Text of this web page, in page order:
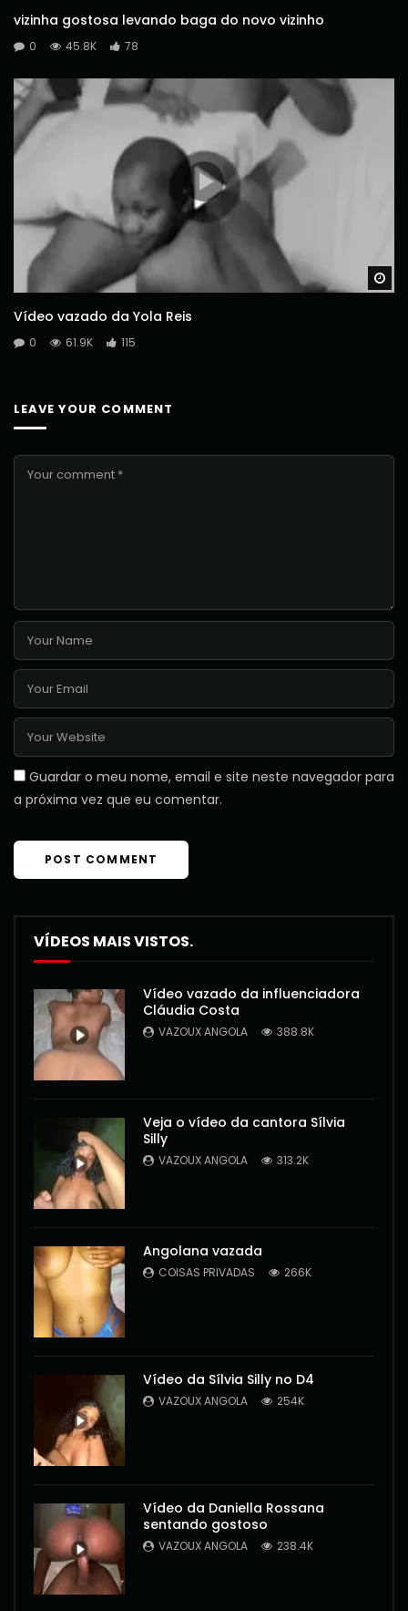
vizinha gostosa levando baga do novo vizinho
0 45.8K 78
Vídeo vazado da Yola Reis
0 61.9K 115
LEAVE YOUR COMMENT
Guardar o meu nome, email e site neste navegador para
a próxima vez que eu comentar.
VÍDEOS MAIS VISTOS.
Vídeo vazado da influenciadora
Cláudia Costa
VAZOUX ANGOLA 388.8K
Veja o vídeo da cantora Sílvia
Silly
VAZOUX ANGOLA 313.2K
Angolana vazada
COISAS PRIVADAS 266K
Vídeo da Sílvia Silly no D4
VAZOUX ANGOLA 254K
Vídeo da Daniella Rossana
sentando gostoso
VAZOUX ANGOLA 238.4K